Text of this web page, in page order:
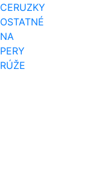
CERUZKY
OSTATNÉ
NA
PERY
RÚŽE